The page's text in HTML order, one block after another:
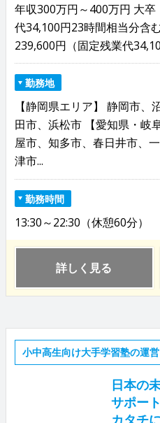
年収300万円～400万円 大
代34,100円23時間相当分含
239,600円（固定残業代
勤務地
【静岡県エリア】 静岡市
田市、浜松市 【愛知県・岐
屋市、知多市、春日井市、
津市...
勤務時間
13:30～22:30（休憩60分）
詳しく見る
小中高生向け大手学習塾の運営
日本の
サポー
カタチ